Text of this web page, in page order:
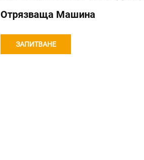
Отрязваща Машина
ЗАПИТВАНЕ